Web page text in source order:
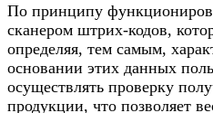
По принципу
сканером штрих-кодов,
определяя, тем самым,
основании этих данных
осуществлять проверку
продукции, что позволяет